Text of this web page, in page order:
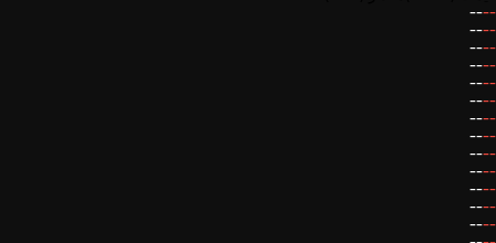
--
--
--
--
--
--
--
--
--
--
--
--
--
--
--
--
--
--
--
--
--
--
--
--
--
--